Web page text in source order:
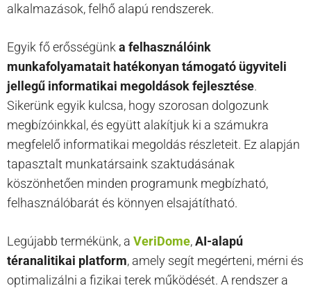
alkalmazások, felhő alapú rendszerek.
Egyik fő erősségünk a felhasználóink
munkafolyamatait hatékonyan támogató ügyviteli
jellegű informatikai megoldások fejlesztése.
Sikerünk egyik kulcsa, hogy szorosan dolgozunk
megbízóinkkal, és együtt alakítjuk ki a számukra
megfelelő informatikai megoldás részleteit. Ez alapján
tapasztalt munkatársaink szaktudásának
köszönhetően minden programunk megbízható,
felhasználóbarát és könnyen elsajátítható.
Legújabb termékünk, a VeriDome,AI-alapú
téranalitikai platform, amely segít megérteni, mérni és
optimalizálni a fizikai terek működését. A rendszer a